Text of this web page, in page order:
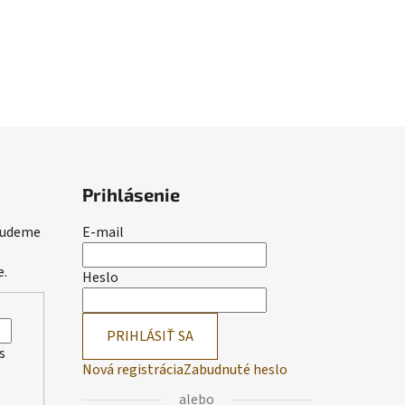
Prihlásenie
E-mail
Heslo
PRIHLÁSIŤ SA
Nová registráciaZabudnuté heslo
alebo